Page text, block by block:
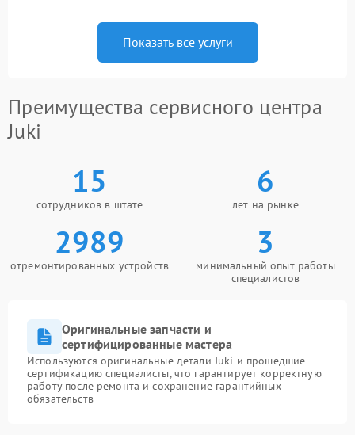
Показать все услуги
Преимущества сервисного центра
Juki
15
сотрудников в штате
6
лет на рынке
2989
отремонтированных устройств
3
минимальный опыт работы
специалистов
Оригинальные запчасти и
сертифицированные мастера
Используются оригинальные детали Juki и прошедшие
сертификацию специалисты, что гарантирует корректную
работу после ремонта и сохранение гарантийных
обязательств